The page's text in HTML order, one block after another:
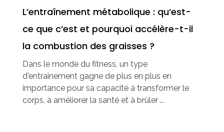
L’entraînement métabolique : qu’est-
ce que c’est et pourquoi accélère-t-il
la combustion des graisses ?
Dans le monde du fitness, un type
d'entraînement gagne de plus en plus en
importance pour sa capacité à transformer le
corps, à améliorer la santé et à brûler ...